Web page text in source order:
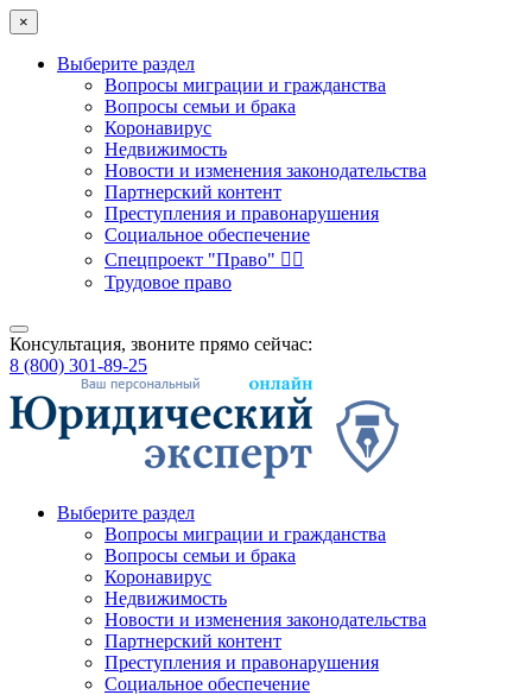
×
Выберите раздел
Вопросы миграции и гражданства
Вопросы семьи и брака
Коронавирус
Недвижимость
Новости и изменения законодательства
Партнерский контент
Преступления и правонарушения
Социальное обеспечение
Спецпроект "Право" 👮‍♂️
Трудовое право
Консультация, звоните прямо сейчас:
8 (800) 301-89-25
Выберите раздел
Вопросы миграции и гражданства
Вопросы семьи и брака
Коронавирус
Недвижимость
Новости и изменения законодательства
Партнерский контент
Преступления и правонарушения
Социальное обеспечение